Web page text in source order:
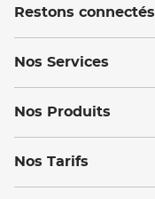
Restons connectés
Nos Services
Nos Produits
Nos Tarifs